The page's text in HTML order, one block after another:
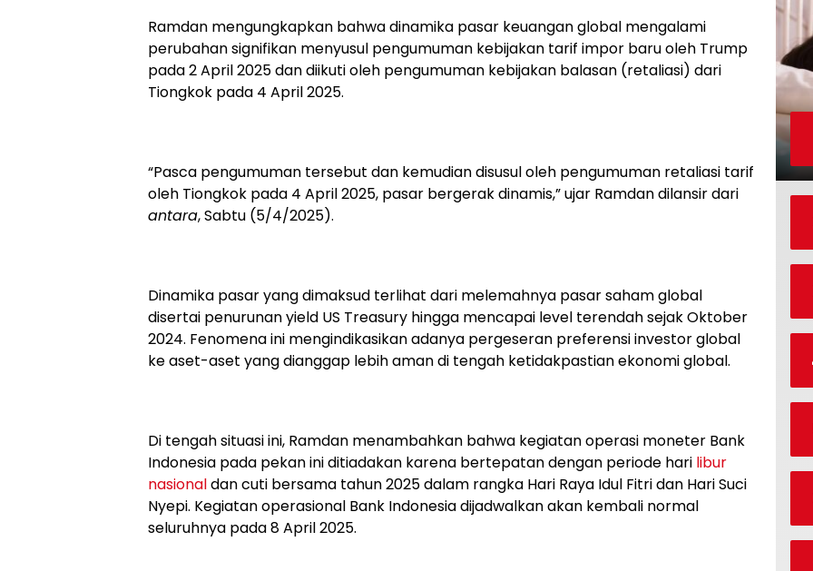
Ramdan mengungkapkan bahwa dinamika pasar keuangan global mengalami
perubahan signifikan menyusul pengumuman kebijakan tarif impor baru oleh Trump
pada 2 April 2025 dan diikuti oleh pengumuman kebijakan balasan (retaliasi) dari
Tiongkok pada 4 April 2025.
“Pasca pengumuman tersebut dan kemudian disusul oleh pengumuman retaliasi tarif
oleh Tiongkok pada 4 April 2025, pasar bergerak dinamis,” ujar Ramdan dilansir dari
antara, Sabtu (5/4/2025).
Dinamika pasar yang dimaksud terlihat dari melemahnya pasar saham global
disertai penurunan yield US Treasury hingga mencapai level terendah sejak Oktober
2024. Fenomena ini mengindikasikan adanya pergeseran preferensi investor global
ke aset-aset yang dianggap lebih aman di tengah ketidakpastian ekonomi global.
Di tengah situasi ini, Ramdan menambahkan bahwa kegiatan operasi moneter Bank
Indonesia pada pekan ini ditiadakan karena bertepatan dengan periode hari libur
nasionaldan cuti bersama tahun 2025 dalam rangka Hari Raya Idul Fitri dan Hari Suci
Nyepi. Kegiatan operasional Bank Indonesia dijadwalkan akan kembali normal
seluruhnya pada 8 April 2025.